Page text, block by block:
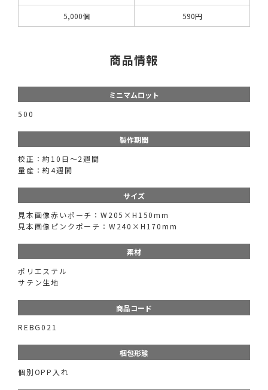
5,000個 590円
商品情報
ミニマムロット
500
製作期間
校正：約10日～2週間
量産：約4週間
サイズ
見本画像赤いポーチ：W205×H150mm
見本画像ピンクポーチ：W240×H170mm
素材
ポリエステル
サテン生地
商品コード
REBG021
梱包形態
個別OPP入れ